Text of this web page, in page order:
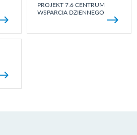
PROJEKT 7.6 CENTRUM
WSPARCIA DZIENNEGO